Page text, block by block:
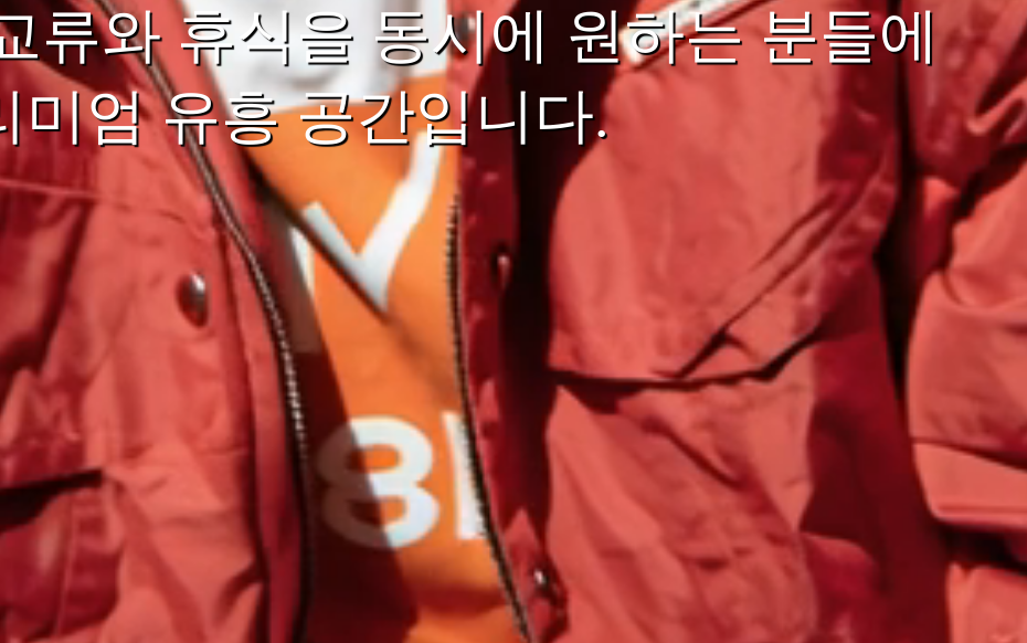
류와 휴식을 동시에 원하는 분들에
미엄 유흥 공간입니다.